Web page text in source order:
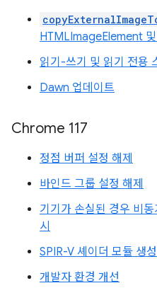
HTMLImageElement
읽기-쓰기 및 읽기 전용
Dawn 업데이트
Chrome 117
정점 버퍼 설정 해제
바인드 그룹 설정 해제
기기가 손실된 경우 비
시
SPIR-V 셰이더 모듈 생
개발자 환경 개선